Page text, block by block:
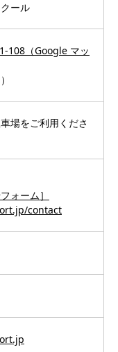
ール
108（Google マッ
場をご利用くださ
ォーム］
contact